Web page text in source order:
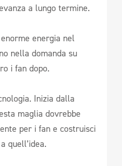
a lungo termine.
energia nel
nella domanda su
i fan dopo.
Inizia dalla
maglia dovrebbe
per i fan e costruisci
quell’idea.